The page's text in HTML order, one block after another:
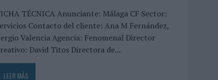
TÉCNICA Anunciante: Málaga CF Sector:
Contacto del cliente: Ana M Fernández,
Valencia Agencia: Fenomenal Director
David Titos Directora de...
LEER MÁS